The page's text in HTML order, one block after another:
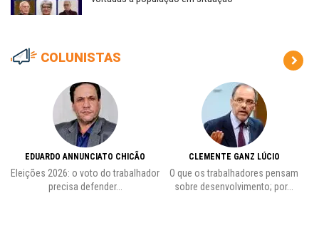
COLUNISTAS
EDUARDO ANNUNCIATO CHICÃO
Eleições 2026: o voto do trabalhador
precisa defender...
CLEMENTE GANZ LÚCIO
O que os trabalhadores pensam
sobre desenvolvimento; por...